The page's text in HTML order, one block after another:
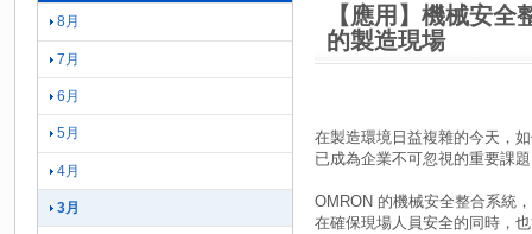
【應用】機械安
的製造現場
在製造環境日益複雜的今天，
已成為企業不可忽視的重要課
OMRON 的機械安全整合系統
在確保現場人員安全的同時，
8月
7月
6月
5月
4月
3月